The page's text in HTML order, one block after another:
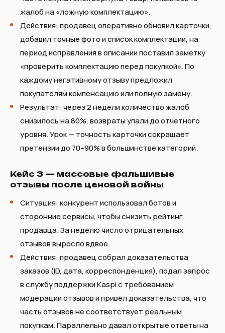
жалоб на «ложную комплектацию».
Действия: продавец оперативно обновил карточки,
добавил точные фото и список комплектации, на
период исправления в описании поставил заметку
«проверить комплектацию перед покупкой». По
каждому негативному отзыву предложил
покупателям компенсацию или полную замену.
Результат: через 2 недели количество жалоб
снизилось на 80%, возвраты упали до отчетного
уровня. Урок — точность карточки сокращает
претензии до 70–90% в большинстве категорий.
Кейс 3 — массовые фальшивые
отзывы после ценовой войны
Ситуация: конкурент использовал ботов и
сторонние сервисы, чтобы снизить рейтинг
продавца. За неделю число отрицательных
отзывов выросло вдвое.
Действия: продавец собрал доказательства
заказов (ID, дата, корреспонденция), подал запрос
в службу поддержки Kaspi с требованием
модерации отзывов и привёл доказательства, что
часть отзывов не соответствует реальным
покупкам. Параллельно давал открытые ответы на